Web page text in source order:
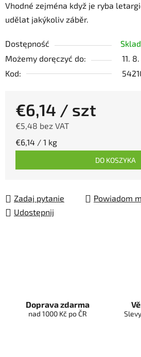
Vhodné zejména když je ryba
udělat jakýkoliv záběr.
Dostępność
Możemy doręczyć do:
11.
Kod:
€6,14 / szt
€5,48 bez VAT
Cena jednostkowa:
€6,14 / 1 kg
DO KOSZYKA
Zadaj pytanie
Powiadom
Udostępnij
Doprava zdarma
nad 1000 Kč po ČR